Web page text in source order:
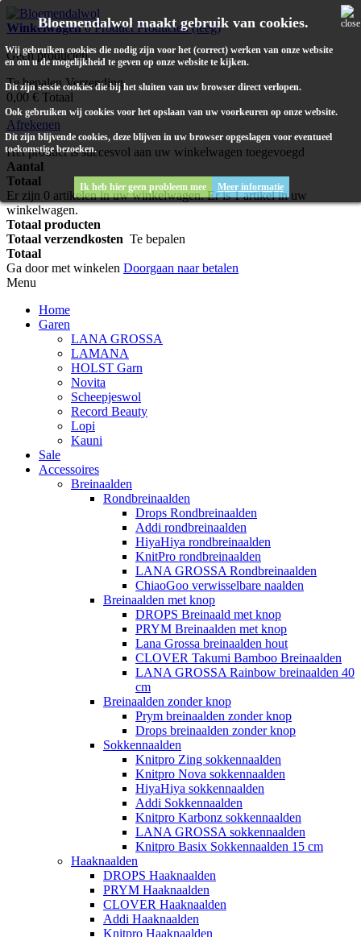
Winkelwagen 0 Product Producten (leeg)
Geen producten
Te bepalenVerzending
0,00 € Totaal
Afrekenen
Het product is succesvol aan uw winkelwagen toegevoegd
Aantal
Totaal
Er zijn 0 artikelen in uw winkelwagen.Er is 1 artikel in uw
winkelwagen.
Totaal producten
Totaal verzendkosten Te bepalen
Totaal
Ga door met winkelen Doorgaan naar betalen
Menu
Home
Garen
LANA GROSSA
LAMANA
HOLST Garn
Novita
Scheepjeswol
Record Beauty
Lopi
Kauni
Sale
Accessoires
Breinaalden
Rondbreinaalden
Drops Rondbreinaalden
Addi rondbreinaalden
HiyaHiya rondbreinaalden
KnitPro rondbreinaalden
LANA GROSSA Rondbreinaalden
ChiaoGoo verwisselbare naalden
Breinaalden met knop
DROPS Breinaald met knop
PRYM Breinaalden met knop
Lana Grossa breinaalden hout
CLOVER Takumi Bamboo Breinaalden
LANA GROSSA Rainbow breinaalden 40
cm
Breinaalden zonder knop
Prym breinaalden zonder knop
Drops breinaalden zonder knop
Sokkennaalden
Knitpro Zing sokkennaalden
Knitpro Nova sokkennaalden
HiyaHiya sokkennaalden
Addi Sokkennaalden
Knitpro Karbonz sokkennaalden
LANA GROSSA sokkennaalden
Knitpro Basix Sokkennaalden 15 cm
Haaknaalden
DROPS Haaknaalden
PRYM Haaknaalden
CLOVER Haaknaalden
Addi Haaknaalden
Knitpro Haaknaalden
Bloemendalwol maakt gebruik van cookies.
Wij gebruiken cookies die nodig zijn voor het (correct) werken van onze website
en om u de mogelijkheid te geven op onze website te kijken.
Dit zijn sessie cookies die bij het sluiten van uw browser direct verlopen.
Ook gebruiken wij cookies voor het opslaan van uw voorkeuren op onze website.
Dit zijn blijvende cookies, deze blijven in uw browser opgeslagen voor eventueel
toekomstige bezoeken.
Ik heb hier geen probleem mee Meer informatie